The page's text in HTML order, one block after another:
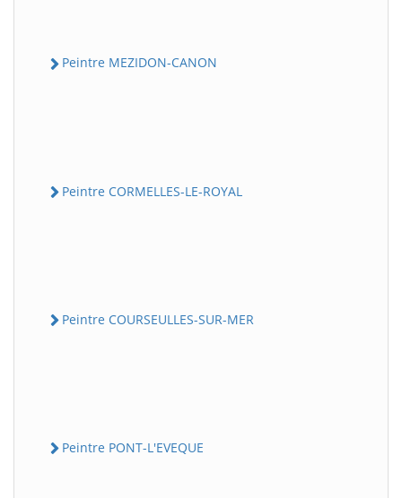
Peintre MEZIDON-CANON
Peintre CORMELLES-LE-ROYAL
Peintre COURSEULLES-SUR-MER
Peintre PONT-L'EVEQUE